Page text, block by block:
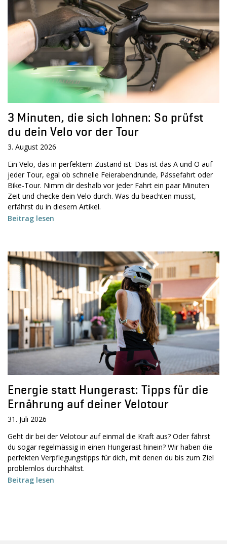
3 Minuten, die sich lohnen: So prüfst
du dein Velo vor der Tour
3. August 2026
Ein Velo, das in perfektem Zustand ist: Das ist das A und O auf
jeder Tour, egal ob schnelle Feierabendrunde, Pässefahrt oder
Bike-Tour. Nimm dir deshalb vor jeder Fahrt ein paar Minuten
Zeit und checke dein Velo durch. Was du beachten musst,
erfährst du in diesem Artikel.
Beitrag lesen
Energie statt Hungerast: Tipps für die
Ernährung auf deiner Velotour
31. Juli 2026
Geht dir bei der Velotour auf einmal die Kraft aus? Oder fährst
du sogar regelmässig in einen Hungerast hinein? Wir haben die
perfekten Verpflegungstipps für dich, mit denen du bis zum Ziel
problemlos durchhältst.
Beitrag lesen